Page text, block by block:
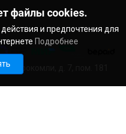
Сырокомли, д. 7, пом. 181
файлы cookies.
и предпочтения для
Подробнее